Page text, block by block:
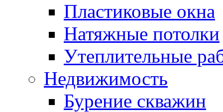
Пластиковые окна
Натяжные потолки
Утеплительные
Недвижимость
Бурение скважин